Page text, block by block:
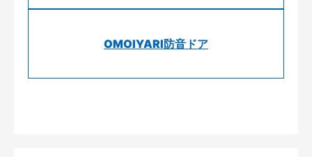
OMOIYARI防音ドア